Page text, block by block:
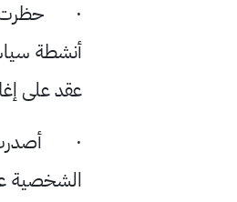
·حظرت
أنشطة
عقد على
·
الشخصية